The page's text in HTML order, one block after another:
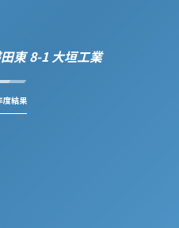
東 8-1 大垣工業
度結果